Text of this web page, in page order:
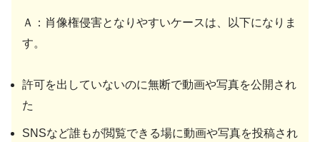
Ａ：肖像権侵害となりやすいケースは、以下になりま
す。
許可を出していないのに無断で動画や写真を公開され
た
SNSなど誰もが閲覧できる場に動画や写真を投稿され